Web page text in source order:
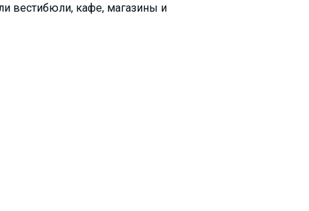
вестибюли, кафе, магазины и